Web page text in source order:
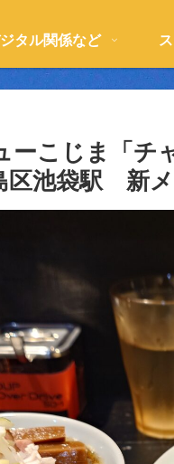
タル関係など
ーこじま「チ
区池袋駅 新